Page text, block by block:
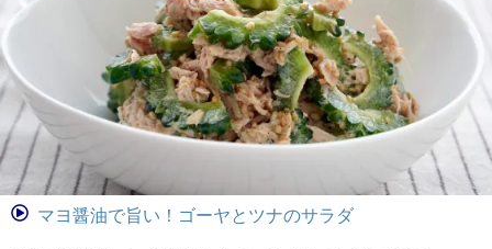
マヨ醤油で旨い！ゴーヤとツナのサラダ